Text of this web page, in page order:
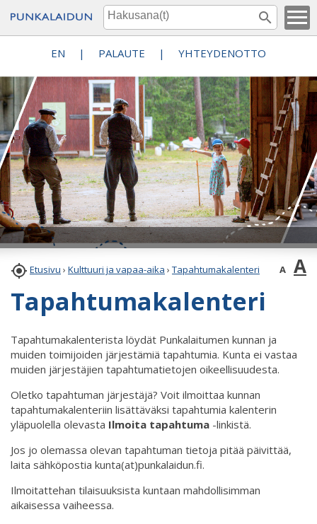
EN | PALAUTE | YHTEYDENOTTO
 Etusivu › Kulttuuri ja vapaa-aika › Tapahtumakalenteri A A
Tapahtumakalenteri
Tapahtumakalenterista löydät Punkalaitumen kunnan ja
muiden toimijoiden järjestämiä tapahtumia. Kunta ei vastaa
muiden järjestäjien tapahtumatietojen oikeellisuudesta.
Oletko tapahtuman järjestäjä? Voit ilmoittaa kunnan
tapahtumakalenteriin lisättäväksi tapahtumia kalenterin
yläpuolella olevasta Ilmoita tapahtuma -linkistä.
Jos jo olemassa olevan tapahtuman tietoja pitää päivittää,
laita sähköpostia kunta(at)punkalaidun.fi.
Ilmoitattehan tilaisuuksista kuntaan mahdollisimman
aikaisessa vaiheessa.